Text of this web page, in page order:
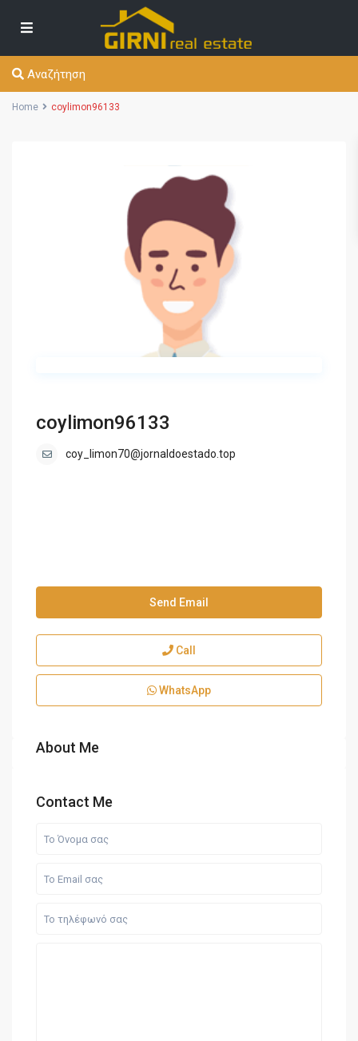
Αναζήτηση
Home coylimon96133
coylimon96133
coy_limon70@jornaldoestado.top
Send Email
Call
WhatsApp
About Me
Contact Me